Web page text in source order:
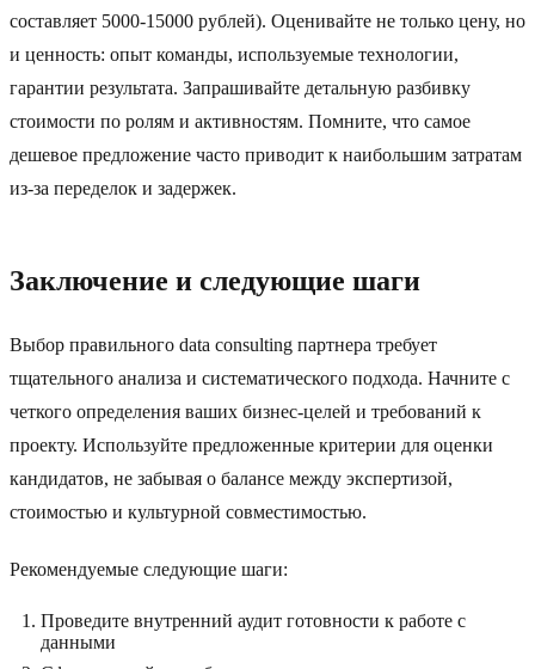
составляет 5000-15000 рублей). Оценивайте не только цену, но
и ценность: опыт команды, используемые технологии,
гарантии результата. Запрашивайте детальную разбивку
стоимости по ролям и активностям. Помните, что самое
дешевое предложение часто приводит к наибольшим затратам
из-за переделок и задержек.
Заключение и следующие шаги
Выбор правильного data consulting партнера требует
тщательного анализа и систематического подхода. Начните с
четкого определения ваших бизнес-целей и требований к
проекту. Используйте предложенные критерии для оценки
кандидатов, не забывая о балансе между экспертизой,
стоимостью и культурной совместимостью.
Рекомендуемые следующие шаги:
Проведите внутренний аудит готовности к работе с
данными